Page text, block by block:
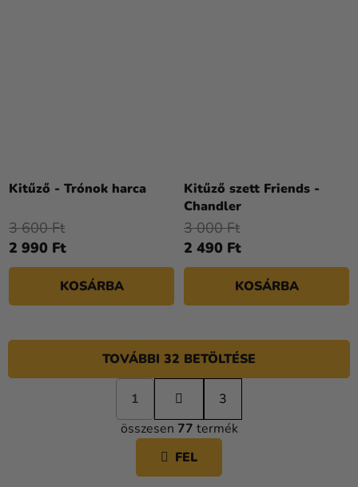
Kitűző - Trónok harca
2 990 Ft
3 600 Ft
KOSÁRBA
Kitűző szett Friends -
Chandler
2 490 Ft
3 000 Ft
KOSÁRBA
L
I
S
T
TOVÁBBI 32 BETÖLTÉSE
L
a
p
o
á
s
1
3
összesen 77 termék
FEL